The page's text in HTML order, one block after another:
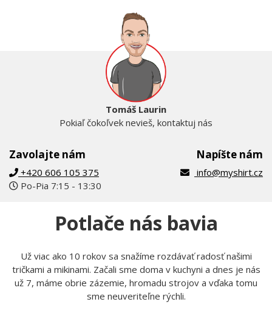
Zavolajte nám
+420 606 105 375
Po-Pia 7:15 - 13:30
Tomáš Laurin
Pokiaľ čokoľvek nevieš, kontaktuj nás
Napíšte nám
info@myshirt.cz
Potlače nás bavia
Už viac ako 10 rokov sa snažíme rozdávať radosť našimi
tričkami a mikinami. Začali sme doma v kuchyni a dnes je nás
už 7, máme obrie zázemie, hromadu strojov a vďaka tomu
sme neuveriteľne rýchli.